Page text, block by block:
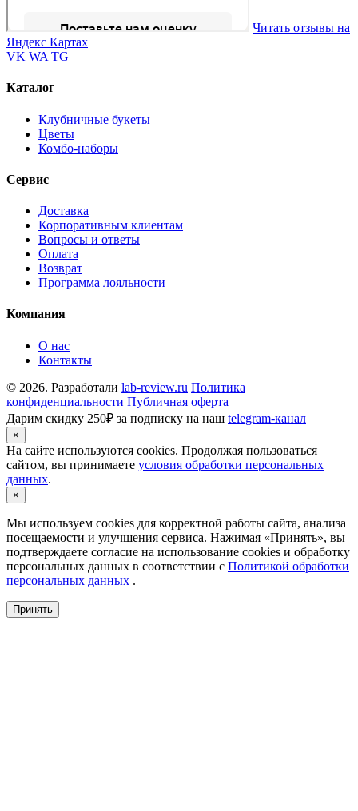
Читать отзывы на
Яндекс Картах
VK WA TG
Каталог
Клубничные букеты
Цветы
Комбо-наборы
Сервис
Доставка
Корпоративным клиентам
Вопросы и ответы
Оплата
Возврат
Программа лояльности
Компания
О нас
Контакты
© 2026. Разработали lab-review.ru Политика
конфиденциальности Публичная оферта
Дарим скидку 250₽ за подписку на наш telegram-канал
×
На сайте используются cookies. Продолжая пользоваться
сайтом, вы принимаете условия обработки персональных
данных.
×
Мы используем cookies для корректной работы сайта, анализа
посещаемости и улучшения сервиса. Нажимая «Принять», вы
подтверждаете согласие на использование cookies и обработку
персональных данных в соответствии с Политикой обработки
персональных данных .
Принять